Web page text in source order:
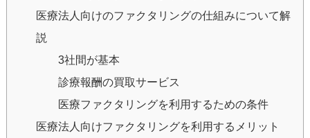
医療法人向けのファクタリングの仕組みについて解
説
3社間が基本
診療報酬の買取サービス
医療ファクタリングを利用するための条件
医療法人向けファクタリングを利用するメリット